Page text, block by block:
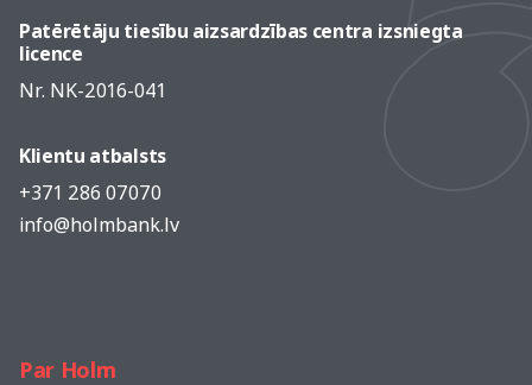
Patērētāju tiesību aizsardzības centra izsniegta
licence
Nr. NK-2016-041
Klientu atbalsts
+371 286 07070
info@holmbank.lv
Par Holm